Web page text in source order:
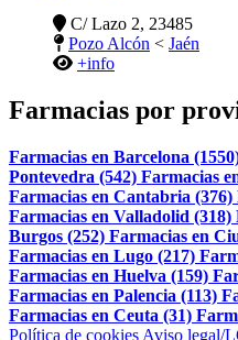
C/ Lazo 2, 23485
Pozo Alcón < Jaén
+info
Farmacias por
Farmacias en Barcelona
Pontevedra (542) Farmacias
Farmacias en Cantabria (376)
Farmacias en Valladolid (318)
Burgos (252) Farmacias en
Farmacias en Lugo (217)
Farmacias en Huelva (159)
Farmacias en Palencia (113)
Farmacias en Ceuta (31)
Política de cookies Aviso legal/